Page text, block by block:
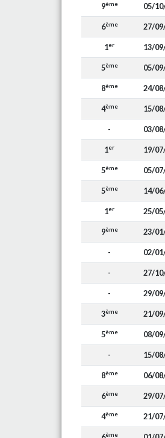
9ème 05/
6ème 27/
1er 13/
5ème 05/
8ème 24/
4ème 15/
- 03/
1er 19/
5ème 05/
5ème 14/
1er 25/
9ème 23/
- 02/
- 27/
- 29/
3ème 21/
5ème 08/
- 15/
8ème 06/
6ème 29/
4ème 21/
ème